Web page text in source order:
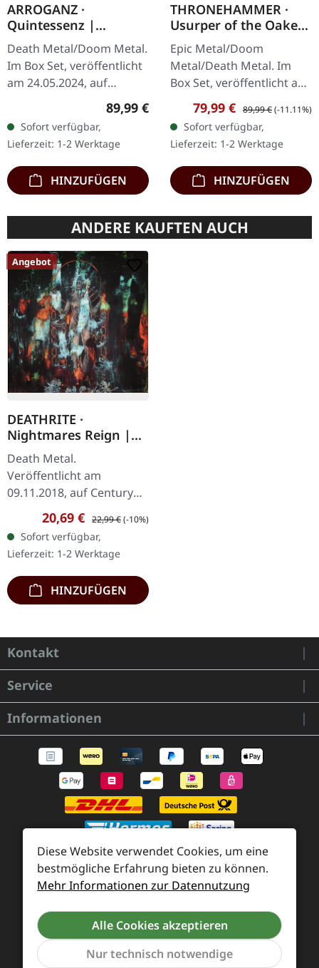
ARROGANZ ·
Quintessenz |
WOODEN BOX SET
Death Metal/Doom Metal.
Im Box Set, veröffentlicht
am 24.05.2024, auf
Supreme Chaos Records.
handgearbeitete Holzbox
mit graviertem…
Regulärer Preis:
89,99 €
Sofort verfügbar,
Lieferzeit: 1-2 Werktage
HINZUFÜGEN
THRONEHAMMER ·
Usurper of the Oaken
Throne | WOODEN LP
BOX SET
Epic Metal/Doom
Metal/Death Metal. Im
Box Set, veröffentlicht am
08.03.2024, auf Supreme
Chaos Records. Ultra
schwere, handgearbeitete
Holzbox mit…
Verkaufspreis:
79,99 € Regulärer Preis:
89,99 €(-11.11%)
Sofort verfügbar,
Lieferzeit: 1-2 Werktage
HINZUFÜGEN
ANDERE KAUFTEN AUCH
Angebot
DEATHRITE ·
Nightmares Reign |
BLACK LP
Death Metal.
Veröffentlicht am
09.11.2018, auf Century
Media Records. LP auf
schwarzem Vinyl im
Klappcover mit CD und
Poster Deathrite
entfesseln…
Verkaufspreis:
20,69 € Regulärer Preis:
22,99 €(-10%)
Sofort verfügbar,
Lieferzeit: 1-2 Werktage
HINZUFÜGEN
Kontakt
Service
Informationen
Zahlung und Versand
Widerrufsrecht und Rücksendung
Kontakt
Händleranfragen
Cookie-Voreinstellungen
Diese Website verwendet Cookies, um eine
bestmögliche Erfahrung bieten zu können.
Mehr Informationen zur Datennutzung
Alle Cookies akzeptieren
Nur technisch notwendige